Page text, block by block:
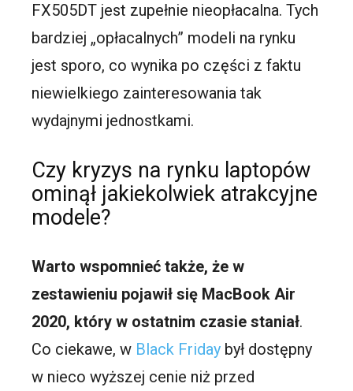
FX505DT jest zupełnie nieopłacalna. Tych
bardziej „opłacalnych” modeli na rynku
jest sporo, co wynika po części z faktu
niewielkiego zainteresowania tak
wydajnymi jednostkami.
Czy kryzys na rynku laptopów
ominął jakiekolwiek atrakcyjne
modele?
Warto wspomnieć także, że w
zestawieniu pojawił się MacBook Air
2020, który w ostatnim czasie staniał.
Co ciekawe, w Black Friday był dostępny
w nieco wyższej cenie niż przed